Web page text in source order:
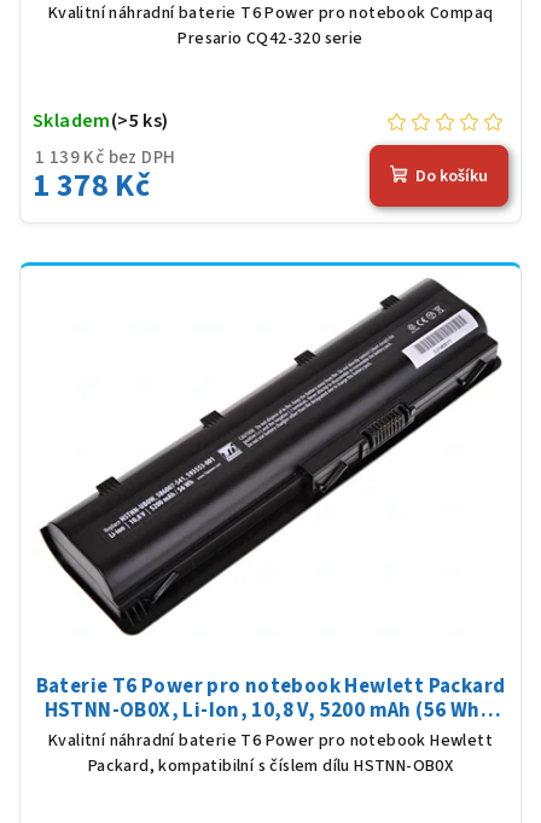
Kvalitní náhradní baterie T6 Power pro notebook Compaq
Presario CQ42-320 serie
1 139 Kč bez DPH
1 378 Kč
Skladem(>5 ks)
Do košíku
Baterie T6 Power pro notebook Hewlett Packard
HSTNN-OB0X, Li-Ion, 10,8 V, 5200 mAh (56 Wh),
černá
Kvalitní náhradní baterie T6 Power pro notebook Hewlett
Packard, kompatibilní s číslem dílu HSTNN-OB0X